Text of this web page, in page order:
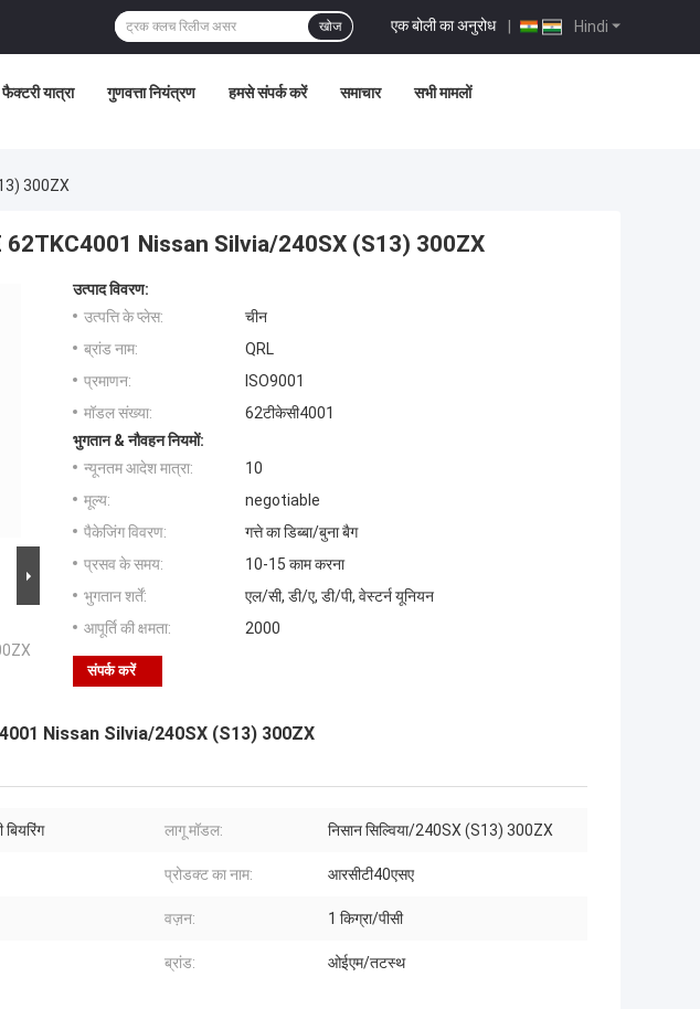
Hindi
एक बोली का अनुरोध |
खोज
फैक्टरी यात्रा गुणवत्ता नियंत्रण हमसे संपर्क करें समाचार सभी मामलों
300ZX
62TKC4001 Nissan Silvia/240SX (S13) 300ZX
उत्पाद विवरण:
उत्पत्ति के प्लेस:
चीन
ब्रांड नाम:
QRL
प्रमाणन:
ISO9001
मॉडल संख्या:
62टीकेसी4001
भुगतान & नौवहन नियमों:
न्यूनतम आदेश मात्रा:
10
मूल्य:
negotiable
पैकेजिंग विवरण:
गत्ते का डिब्बा/बुना बैग
प्रसव के समय:
10-15 काम करना
भुगतान शर्तें:
एल/सी, डी/ए, डी/पी, वेस्टर्न यूनियन
आपूर्ति की क्षमता:
2000
संपर्क करें
Nissan Silvia/240SX (S13) 300ZX
लागू मॉडल: निसान सिल्विया/240SX (S13) 300ZX
प्रोडक्ट का नाम: आरसीटी40एसए
वज़न: 1 किग्रा/पीसी
ब्रांड: ओईएम/तटस्थ